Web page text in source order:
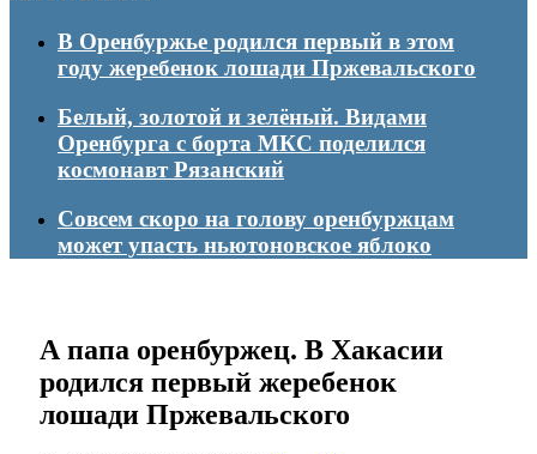
В Оренбуржье родился первый в этом
году жеребенок лошади Пржевальского
Белый, золотой и зелёный. Видами
Оренбурга с борта МКС поделился
космонавт Рязанский
Совсем скоро на голову оренбуржцам
может упасть ньютоновское яблоко
А папа оренбуржец. В Хакасии
родился первый жеребенок
лошади Пржевальского